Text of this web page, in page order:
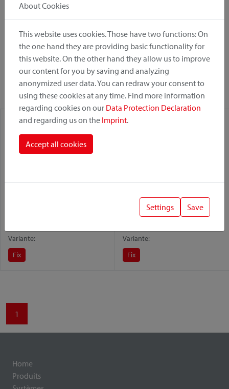
Position de montage
Système de fixation
Variante:
Fix
MiniMount
Variante:
Fix
1
Home
Produits
About Cookies
This website uses cookies. Those have two functions: On
the one hand they are providing basic functionality for
this website. On the other hand they allow us to improve
our content for you by saving and analyzing
anonymized user data. You can redraw your consent to
using these cookies at any time. Find more information
regarding cookies on our Data Protection Declaration
and regarding us on the Imprint.
Accept all cookies
Settings Save